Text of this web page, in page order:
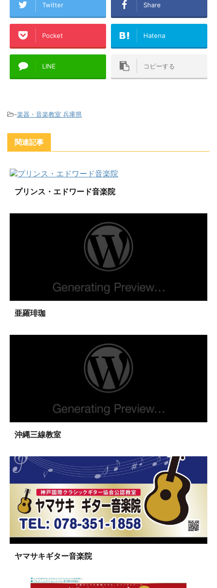
Twitter Share
Pocket Hatena
LINE コピーする
-楽器・音楽教室 兵庫県
関連記事
プリンス・エドワード音楽院
亜羅琲珈
沖縄三線教室
ヤマサキギター音楽院